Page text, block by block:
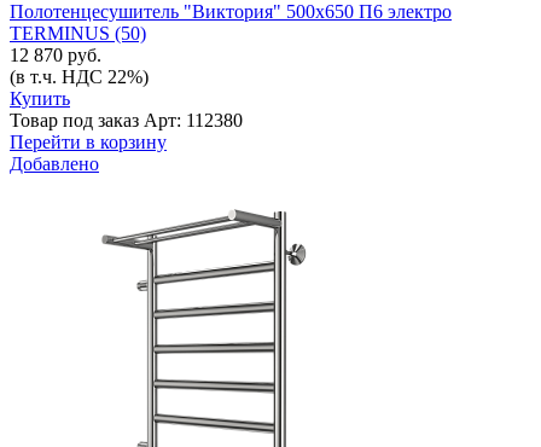
Полотенцесушитель "Виктория" 500х650 П6 электро
TERMINUS (50)
12 870 руб.
(в т.ч. НДС 22%)
Купить
Товар под заказ Арт: 112380
Перейти в корзину
Добавлено